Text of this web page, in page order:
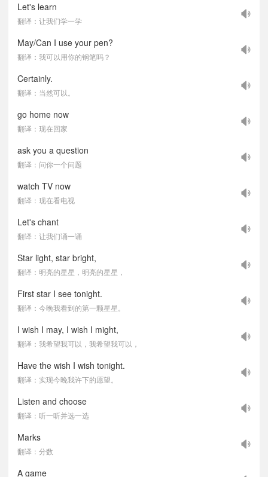
Let's learn
翻译：让我们学一学
May/Can I use your pen?
翻译：我可以用你的钢笔吗？
Certainly.
翻译：当然可以。
go home now
翻译：现在回家
ask you a question
翻译：问你一个问题
watch TV now
翻译：现在看电视
Let's chant
翻译：让我们诵一诵
Star light, star bright,
翻译：明亮的星星，明亮的星星，
First star I see tonight.
翻译：今晚我看到的第一颗星星。
I wish I may, I wish I might,
翻译：我希望我可以，我希望我可以，
Have the wish I wish tonight.
翻译：实现今晚我许下的愿望。
Listen and choose
翻译：听一听并选一选
Marks
翻译：分数
A game